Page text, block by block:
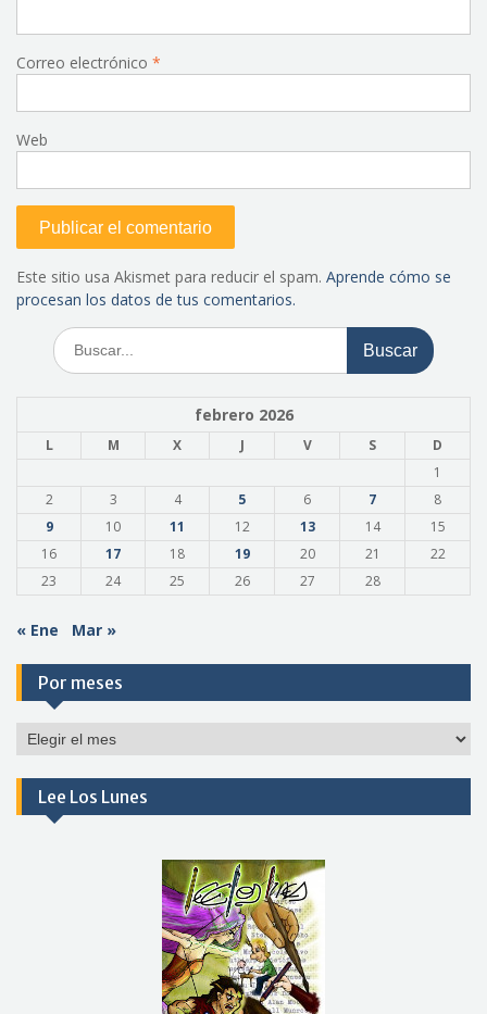
Correo electrónico *
Web
Este sitio usa Akismet para reducir el spam. Aprende cómo se
procesan los datos de tus comentarios.
Buscar:
febrero 2026
L M X J V S
D
1
2
3 4 5 6 7
8
9
10 11 12 13 14
15
16
17 18 19 20 21
22
23
24 25 26 27 28
« Ene Mar »
Por meses
Por
Lee Los Lunes